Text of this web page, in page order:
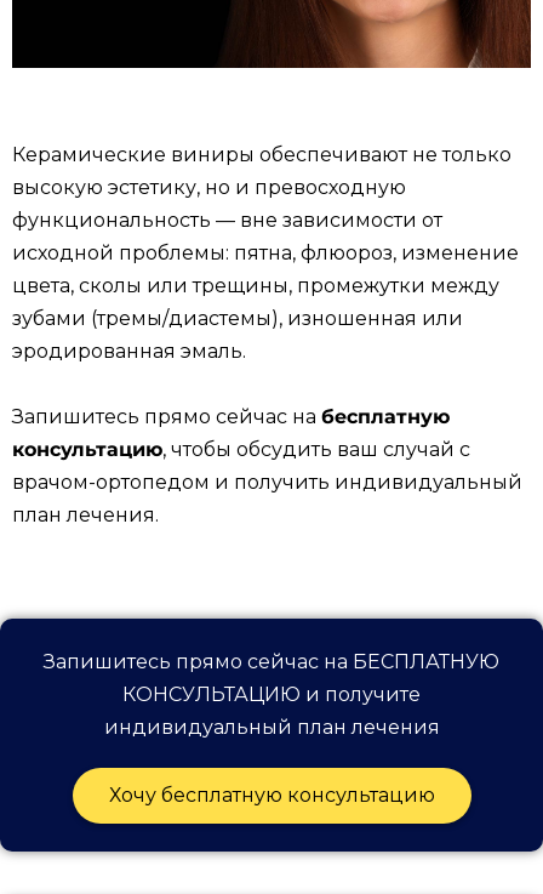
Керамические виниры обеспечивают не только
высокую эстетику, но и превосходную
функциональность — вне зависимости от
исходной проблемы: пятна, флюороз, изменение
цвета, сколы или трещины, промежутки между
зубами (тремы/диастемы), изношенная или
эродированная эмаль.
Запишитесь прямо сейчас на бесплатную
консультацию, чтобы обсудить ваш случай с
врачом-ортопедом и получить индивидуальный
план лечения.
Запишитесь прямо сейчас на БЕСПЛАТНУЮ
КОНСУЛЬТАЦИЮ и получите
индивидуальный план лечения
Хочу бесплатную консультацию